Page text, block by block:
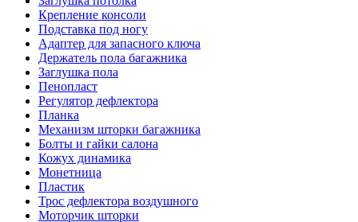
Крепление консоли
Подставка под ногу
Адаптер для запасного ключа
Держатель пола багажника
Заглушка пола
Пенопласт
Регулятор дефлектора
Планка
Механизм шторки багажника
Болты и гайки салона
Кожух динамика
Монетница
Пластик
Трос дефлектора воздушного
Моторчик шторки